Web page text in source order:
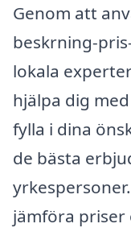
Genom att
beskrning-
lokala
hjälpa dig
fylla i dina
de bästa
jämföra priser